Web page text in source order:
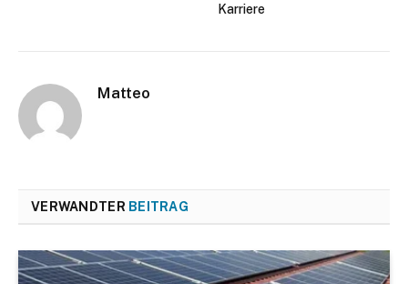
Karriere
Matteo
VERWANDTER BEITRAG